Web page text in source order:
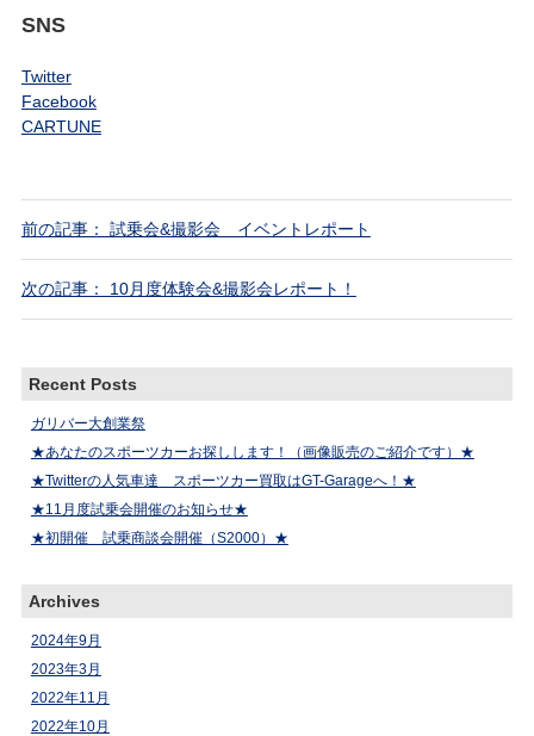
SNS
Twitter
Facebook
CARTUNE
前の記事： 試乗会&撮影会 イベントレポート
次の記事： 10月度体験会&撮影会レポート！
Recent Posts
ガリバー大創業祭
★あなたのスポーツカーお探しします！（画像販売のご紹介です）★
★Twitterの人気車達 スポーツカー買取はGT-Garageへ！★
★11月度試乗会開催のお知らせ★
★初開催 試乗商談会開催（S2000）★
Archives
2024年9月
2023年3月
2022年11月
2022年10月